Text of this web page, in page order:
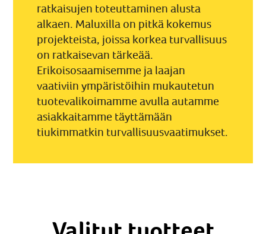
ratkaisujen toteuttaminen alusta
alkaen. Maluxilla on pitkä kokemus
projekteista, joissa korkea turvallisuus
on ratkaisevan tärkeää.
Erikoisosaamisemme ja laajan
vaativiin ympäristöihin mukautetun
tuotevalikoimamme avulla autamme
asiakkaitamme täyttämään
tiukimmatkin turvallisuusvaatimukset.